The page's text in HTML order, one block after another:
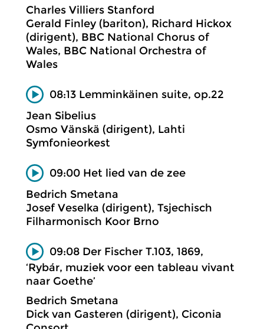
Charles Villiers Stanford
Gerald Finley (bariton), Richard Hickox
(dirigent), BBC National Chorus of
Wales, BBC National Orchestra of
Wales
08:13 Lemminkäinen suite, op.22
Jean Sibelius
Osmo Vänskä (dirigent), Lahti
Symfonieorkest
09:00 Het lied van de zee
Bedrich Smetana
Josef Veselka (dirigent), Tsjechisch
Filharmonisch Koor Brno
09:08 Der Fischer T.103, 1869,
‘Rybár, muziek voor een tableau vivant
naar Goethe’
Bedrich Smetana
Dick van Gasteren (dirigent), Ciconia